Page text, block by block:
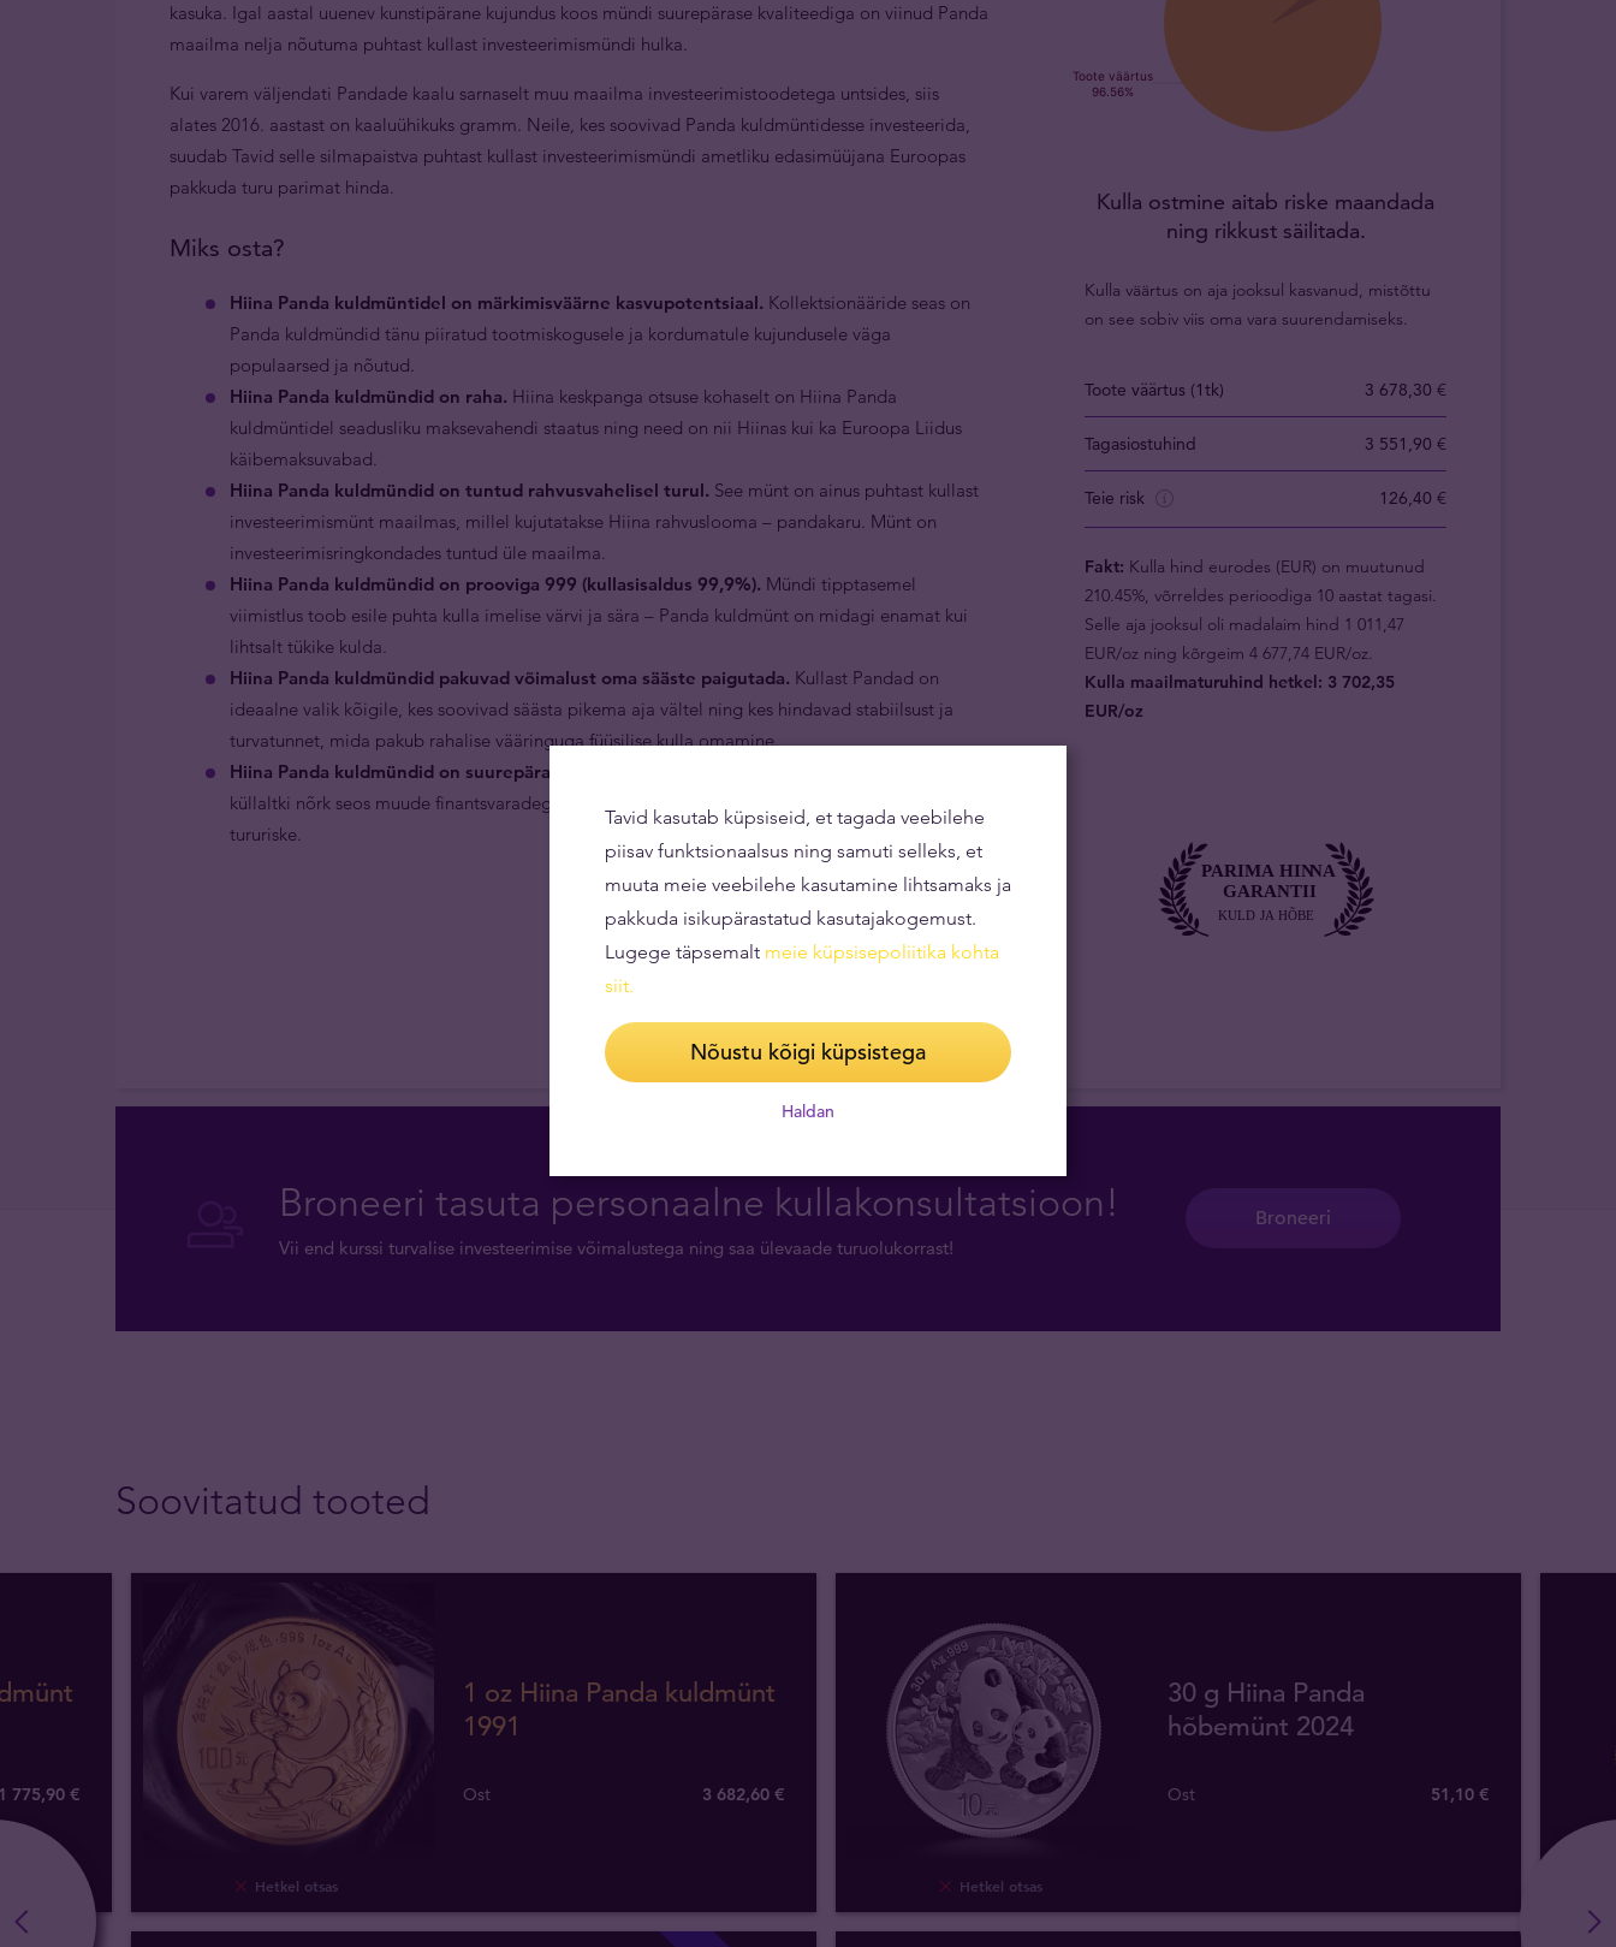
kasuka. Igal aastal uuenev kunstipärane kujundus koos mündi suurepärase kvaliteediga on viinud Panda
maailma nelja nõutuma puhtast kullast investeerimismündi hulka.
Kui varem väljendati Pandade kaalu sarnaselt muu maailma investeerimistoodetega untsides, siis
alates 2016. aastast on kaaluühikuks gramm. Neile, kes soovivad Panda kuldmüntidesse investeerida,
suudab Tavid selle silmapaistva puhtast kullast investeerimismündi ametliku edasimüüjana Euroopas
pakkuda turu parimat hinda.
Miks osta?
Hiina Panda kuldmüntidel on märkimisväärne kasvupotentsiaal. Kollektsionääride seas on
Panda kuldmündid tänu piiratud tootmiskogusele ja kordumatule kujundusele väga
populaarsed ja nõutud.
Hiina Panda kuldmündid on raha. Hiina keskpanga otsuse kohaselt on Hiina Panda
kuldmüntidel seadusliku maksevahendi staatus ning need on nii Hiinas kui ka Euroopa Liidus
käibemaksuvabad.
Hiina Panda kuldmündid on tuntud rahvusvahelisel turul. See münt on ainus puhtast kullast
investeerimismünt maailmas, millel kujutatakse Hiina rahvuslooma – pandakaru. Münt on
investeerimisringkondades tuntud üle maailma.
Hiina Panda kuldmündid on prooviga 999 (kullasisaldus 99,9%). Mündi tipptasemel
viimistlus toob esile puhta kulla imelise värvi ja sära – Panda kuldmünt on midagi enamat kui
lihtsalt tükike kulda.
Hiina Panda kuldmündid pakuvad võimalust oma sääste paigutada. Kullast Pandad on
ideaalne valik kõigile, kes soovivad säästa pikema aja vältel ning kes hindavad stabiilsust ja
turvatunnet, mida pakub rahalise vääringuga füüsilise kulla omamine.
Hiina Panda kuldmündid on suurepärane viis mitmekesistada investeerimisportfelli.
küllaltki nõrk seos muude finantsvaradega aitab Panda kuldmüntidesse investeerides hajutada
tururiske.
Kulla ostmine aitab riske maandada
ning rikkust säilitada.
Kulla väärtus on aja jooksul kasvanud, mistõttu
on see sobiv viis oma vara suurendamiseks.
Toote väärtus (1tk) 3 678,30 €
Tagasiostuhind 3 551,90 €
Teie risk 126,40 €
Fakt: Kulla hind eurodes (EUR) on muutunud
210.45%, võrreldes perioodiga 10 aastat tagasi.
Selle aja jooksul oli madalaim hind 1 011,47
EUR/oz ning kõrgeim 4 677,74 EUR/oz.
Kulla maailmaturuhind hetkel: 3 702,35
EUR/oz
Broneeri tasuta personaalne kullakonsultatsioon!
Vii end kurssi turvalise investeerimise võimalustega ning saa ülevaade turuolukorrast!
Broneeri
Soovitatud tooted
775,90 €
Hetkel otsas
1 oz Hiina Panda kuldmünt
1991
Ost 3 682,60 €
Hetkel otsas
30 g Hiina Panda
hõbemünt 2024
Ost 51,10 €
Tavid kasutab küpsiseid, et tagada veebilehe
piisav funktsionaalsus ning samuti selleks, et
muuta meie veebilehe kasutamine lihtsamaks ja
pakkuda isikupärastatud kasutajakogemust.
Lugege täpsemalt meie küpsisepoliitika kohta
siit.
Nõustu kõigi küpsistega
Haldan